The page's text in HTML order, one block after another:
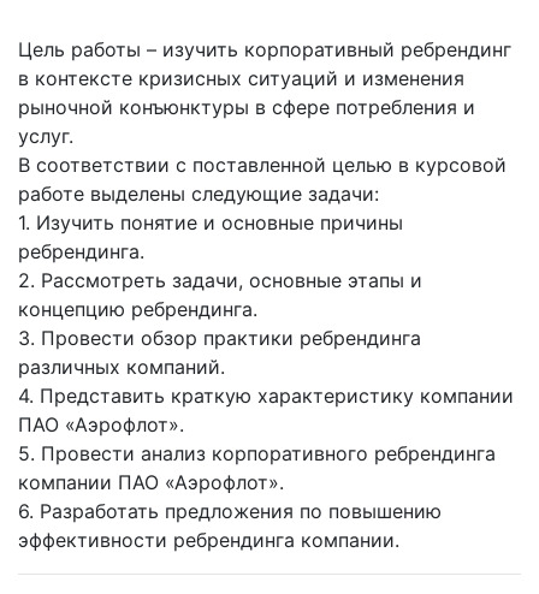
Цель работы – изучить корпоративный ребрендинг
в контексте кризисных ситуаций и изменения
рыночной конъюнктуры в сфере потребления и
услуг.
В соответствии с поставленной целью в курсовой
работе выделены следующие задачи:
1. Изучить понятие и основные причины
ребрендинга.
2. Рассмотреть задачи, основные этапы и
концепцию ребрендинга.
3. Провести обзор практики ребрендинга
различных компаний.
4. Представить краткую характеристику компании
ПАО «Аэрофлот».
5. Провести анализ корпоративного ребрендинга
компании ПАО «Аэрофлот».
6. Разработать предложения по повышению
эффективности ребрендинга компании.